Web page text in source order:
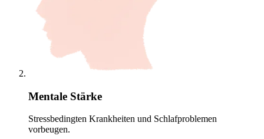
Mentale Stärke
Stressbedingten Krankheiten und Schlafproblemen
vorbeugen.